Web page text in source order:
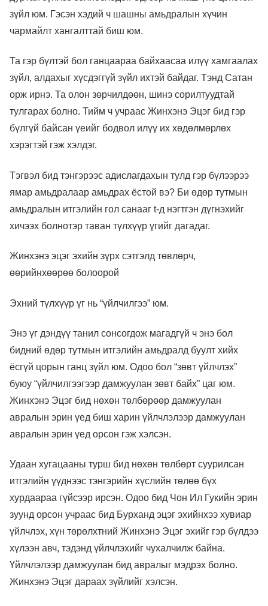
зүйл юм. Гэсэн хэдий ч шашны амьдралын хүчин
чармайлт хангалттай биш юм.
Та гэр бүлтэй бол ганцаараа байхаасаа илүү хамгаалах
зүйл, алдахыг хүсдэггүй зүйл ихтэй байдаг. Тэнд Сатан
орж ирнэ. Та олон зөрчилдөөн, шинэ сорилтуудтай
тулгарах болно. Тийм ч учраас Жинхэнэ Эцэг бид гэр
бүлгүй байсан үеийг бодвол илүү их хөдөлмөрлөх
хэрэгтэй гэж хэлдэг.
Тэгвэл бид тэнгэрээс адислагдахын тулд гэр бүлээрээ
ямар амьдралаар амьдрах ёстой вэ? Би өдөр тутмын
амьдралын итгэлийн гол санааг t-д нэгтгэн дүгнэхийг
хичээх болнотэр таван түлхүүр үгийг дагадаг.
Жинхэнэ эцэг эхийн зүрх сэтгэлд төвлөрч,
өөрийнхөөрөө болоорой
Эхний түлхүүр үг нь “үйлчилгээ” юм.
Энэ үг дэндүү танил сонсогдож магадгүй ч энэ бол
бидний өдөр тутмын итгэлийн амьдралд буулт хийх
ёсгүй цорын ганц зүйл юм. Одоо бол “зөвт үйлчлэх”
буюу “үйлчилгээгээр дамжуулан зөвт байх” цаг юм.
Жинхэнэ Эцэг бид нөхөн төлбөрөөр дамжуулан
авралын эрин үед биш харин үйлчлэлээр дамжуулан
авралын эрин үед орсон гэж хэлсэн.
Удаан хугацааны турш бид нөхөн төлбөрт суурилсан
итгэлийн үүднээс тэнгэрийн хүслийн төлөө бүх
хурдаараа гүйсээр ирсэн. Одоо бид Чон Ил Гукийн эрин
зуунд орсон учраас бид Бурханд эцэг эхийнхээ хувиар
үйлчлэх, хүн төрөлхтний Жинхэнэ Эцэг эхийг гэр бүлдээ
хүлээн авч, тэдэнд үйлчлэхийг чухалчилж байна.
Үйлчлэлээр дамжуулан бид авралыг мэдрэх болно.
Жинхэнэ Эцэг дараах зүйлийг хэлсэн.